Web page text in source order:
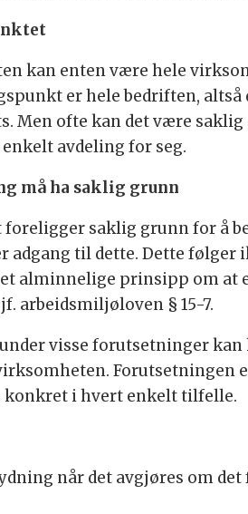
kan enten være hele
er hele bedriften,
Men ofte kan det være
avdeling for seg.
må ha saklig grunn
foreligger saklig grunn for å
adgang til dette. Dette følger
alminnelige prinsipp om at
arbeidsmiljøloven § 15-7.
visse forutsetninger kan
Forutsetningen
konkret i hvert enkelt tilfelle.
når det avgjøres om